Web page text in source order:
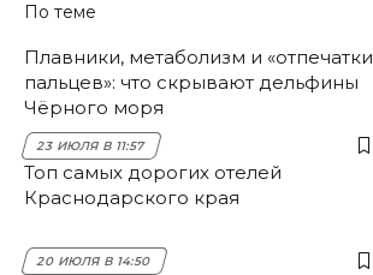
По теме
Плавники, метаболизм и «отпечатки
пальцев»: что скрывают дельфины
Чёрного моря
23 ИЮЛЯ В 11:57
Топ самых дорогих отелей
Краснодарского края
20 ИЮЛЯ В 14:50